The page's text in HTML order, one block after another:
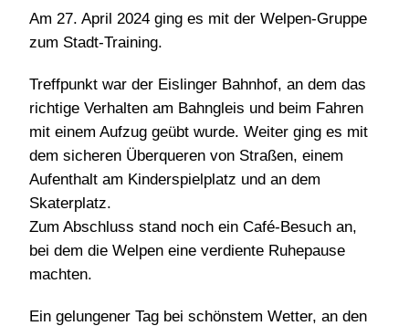
Am 27. April 2024 ging es mit der Welpen-Gruppe
zum Stadt-Training.
Treffpunkt war der Eislinger Bahnhof, an dem das
richtige Verhalten am Bahngleis und beim Fahren
mit einem Aufzug geübt wurde. Weiter ging es mit
dem sicheren Überqueren von Straßen, einem
Aufenthalt am Kinderspielplatz und an dem
Skaterplatz.
Zum Abschluss stand noch ein Café-Besuch an,
bei dem die Welpen eine verdiente Ruhepause
machten.
Ein gelungener Tag bei schönstem Wetter, an den